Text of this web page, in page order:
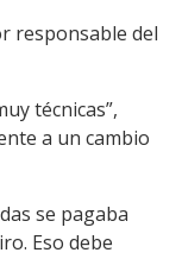
responsable del
técnicas”,
a un cambio
se pagaba
Eso debe